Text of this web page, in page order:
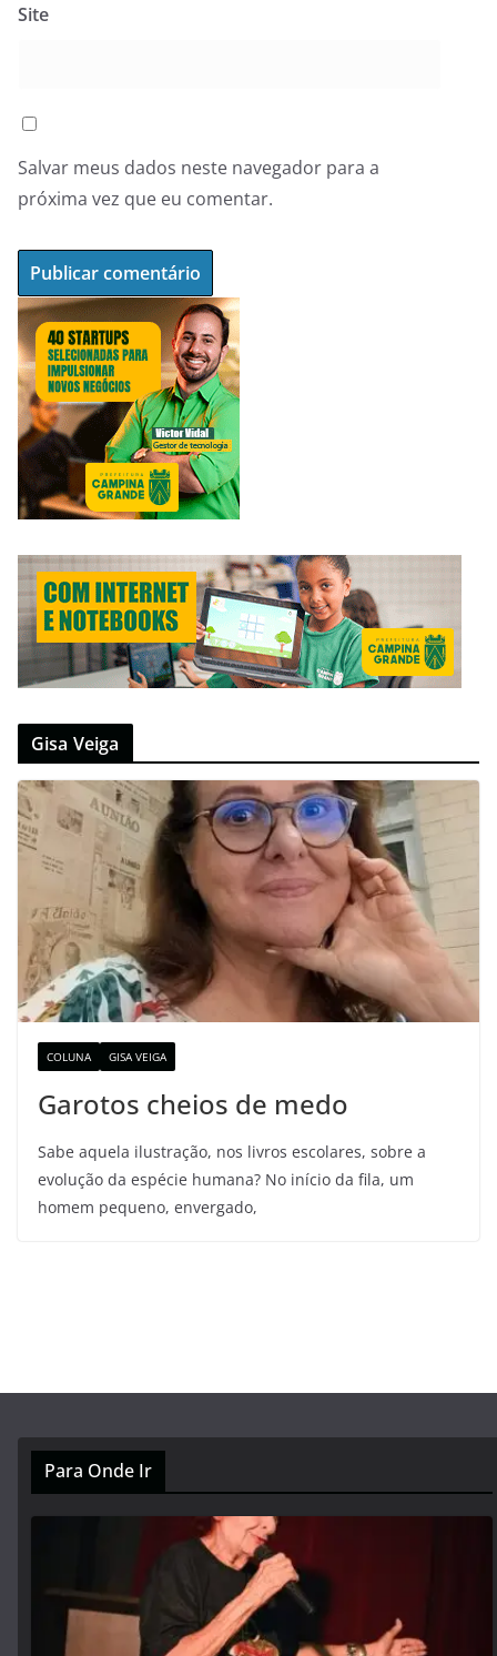
Site
Salvar meus dados neste navegador para a
próxima vez que eu comentar.
Gisa Veiga
COLUNA GISA VEIGA
Garotos cheios de medo
Sabe aquela ilustração, nos livros escolares, sobre a
evolução da espécie humana? No início da fila, um
homem pequeno, envergado,
Para Onde Ir